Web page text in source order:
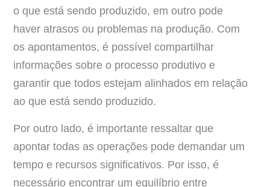
o que está sendo produzido, em outro pode
haver atrasos ou problemas na produção. Com
os apontamentos, é possível compartilhar
informações sobre o processo produtivo e
garantir que todos estejam alinhados em relação
ao que está sendo produzido.
Por outro lado, é importante ressaltar que
apontar todas as operações pode demandar um
tempo e recursos significativos. Por isso, é
necessário encontrar um equilíbrio entre